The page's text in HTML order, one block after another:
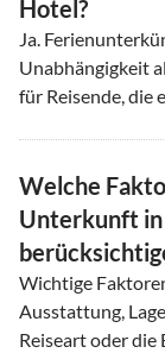
Hotel?
Ja.
Unabhängigkeit
für Reisende, die
Welche
Unterkunft in
Wichtige
Ausstattung,
Reiseart oder die